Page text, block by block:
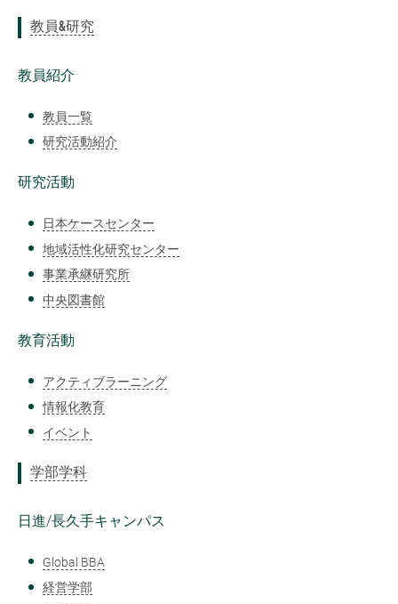
教員&研究
教員紹介
教員一覧
研究活動紹介
研究活動
日本ケースセンター
地域活性化研究センター
事業承継研究所
中央図書館
教育活動
アクティブラーニング
情報化教育
イベント
学部学科
日進/長久手キャンパス
Global BBA
経営学部